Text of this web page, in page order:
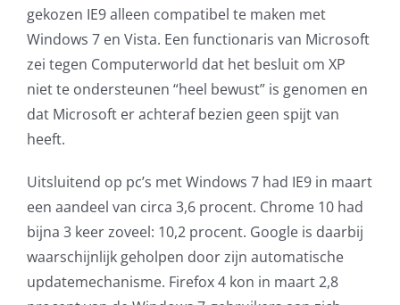
gekozen IE9 alleen compatibel te maken met
Windows 7 en Vista. Een functionaris van Microsoft
zei tegen Computerworld dat het besluit om XP
niet te ondersteunen “heel bewust” is genomen en
dat Microsoft er achteraf bezien geen spijt van
heeft.
Uitsluitend op pc’s met Windows 7 had IE9 in maart
een aandeel van circa 3,6 procent. Chrome 10 had
bijna 3 keer zoveel: 10,2 procent. Google is daarbij
waarschijnlijk geholpen door zijn automatische
updatemechanisme. Firefox 4 kon in maart 2,8